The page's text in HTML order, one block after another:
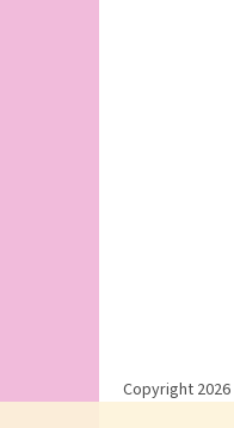
Copyright 2026